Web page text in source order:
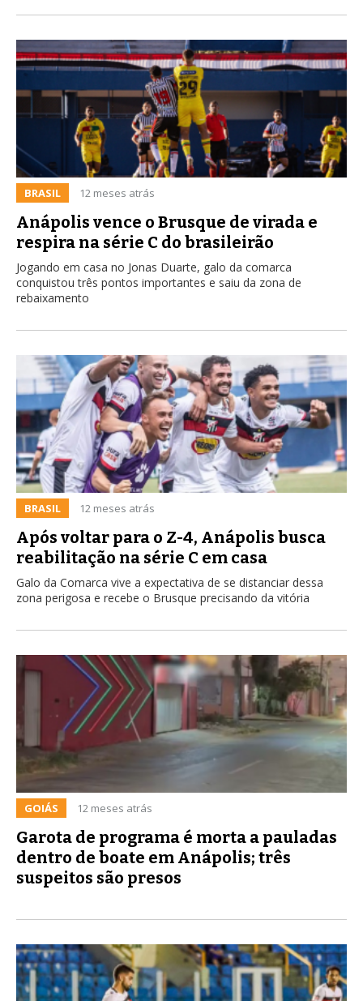
BRASIL 12 meses atrás
Anápolis vence o Brusque de virada e
respira na série C do brasileirão
Jogando em casa no Jonas Duarte, galo da comarca
conquistou três pontos importantes e saiu da zona de
rebaixamento
BRASIL 12 meses atrás
Após voltar para o Z-4, Anápolis busca
reabilitação na série C em casa
Galo da Comarca vive a expectativa de se distanciar dessa
zona perigosa e recebe o Brusque precisando da vitória
GOIÁS 12 meses atrás
Garota de programa é morta a pauladas
dentro de boate em Anápolis; três
suspeitos são presos